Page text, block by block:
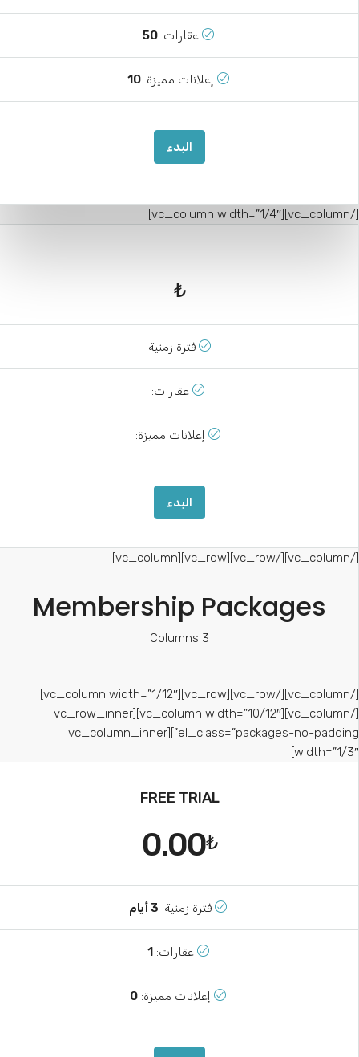
عقارات: 50
إعلانات مميزة: 10
البدء
[/vc_column][vc_column width=”1/4″]
₺
فترة زمنية:
عقارات:
إعلانات مميزة:
البدء
[/vc_column][/vc_row][vc_row][vc_column]
Membership Packages
3 Columns
[/vc_column][/vc_row][vc_row][vc_column width=”1/12″]
[/vc_column][vc_column width=”10/12″][vc_row_inner
el_class=”packages-no-padding”][vc_column_inner
width=”1/3″]
FREE TRIAL
₺
0.00
فترة زمنية: 3 أيام
عقارات: 1
إعلانات مميزة: 0